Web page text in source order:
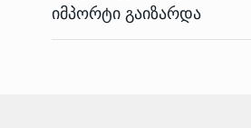
იმპორტი გაიზარდა